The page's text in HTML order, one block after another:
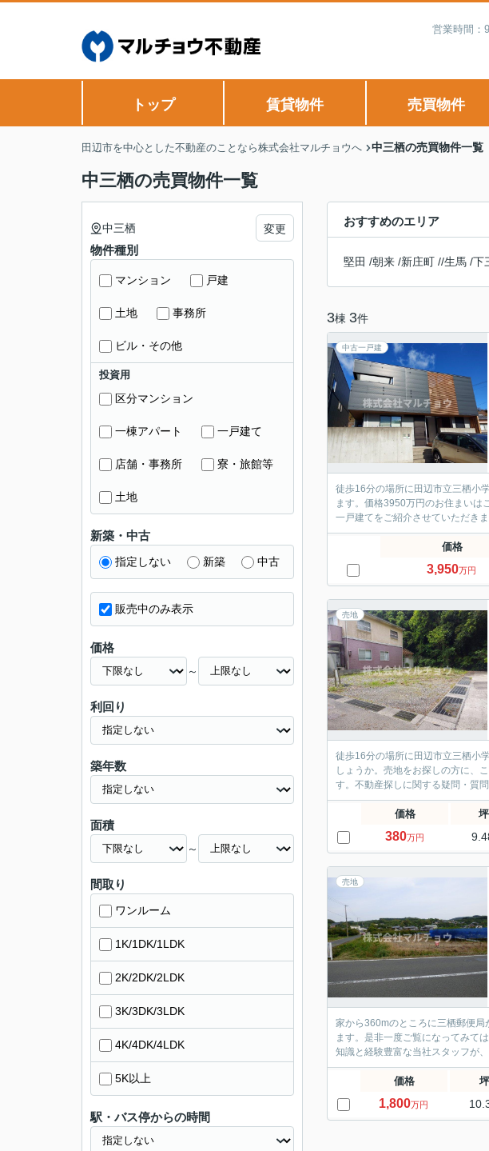
営業時間：
トップ 賃貸物件 売買物件
田辺市を中心とした不動産のことなら株式会社マルチョウへ 中三栖の売買物件一覧
中三栖の売買物件一覧
おすすめのエリア
堅田 /朝来 /新庄町 //生馬 /下
3棟 3件
中古一戸建
徒歩16分の場所に田辺市立三栖小
ます。価格3950万円のお住まいは
一戸建てをご紹介させていただきま
価格
3,950万円
売地
徒歩16分の場所に田辺市立三栖小
しょうか。売地をお探しの方に、
す。不動産探しに関する疑問・質
価格
380万円
売地
家から360mのところに三栖郵便
ます。是非一度ご覧になってみて
知識と経験豊富な当社スタッフが
価格
1,800万円
中三栖 変更
物件種別
マンション 戸建
土地 事務所
ビル・その他
投資用
区分マンション
一棟アパート 一戸建て
店舗・事務所 寮・旅館等
土地
新築・中古
指定しない 新築 中古
販売中のみ表示
価格
～
利回り
築年数
面積
～
間取り
ワンルーム
1K/1DK/1LDK
2K/2DK/2LDK
3K/3DK/3LDK
4K/4DK/4LDK
5K以上
駅・バス停からの時間